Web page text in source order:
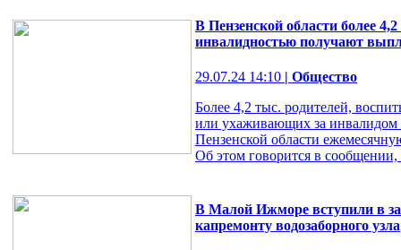
В Пензенской области более
инвалидностью получают
29.07.24 14:10 | Общество
Более 4,2 тыс. родителей,
или ухаживающих за инвалидом
Пензенской области
Об этом говорится в
В Малой Ижморе вступили в
капремонту водозаборного узла